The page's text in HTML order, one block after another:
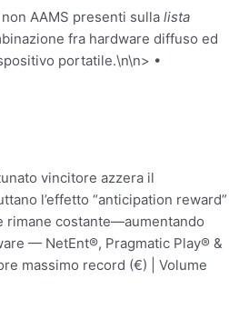
AAMS presenti sulla lista
fra hardware diffuso ed
portatile.\n\n> •
vincitore azzera il
l’effetto “anticipation reward”
rimane costante—aumentando
— NetEnt®, Pragmatic Play® &
massimo record (€) | Volume